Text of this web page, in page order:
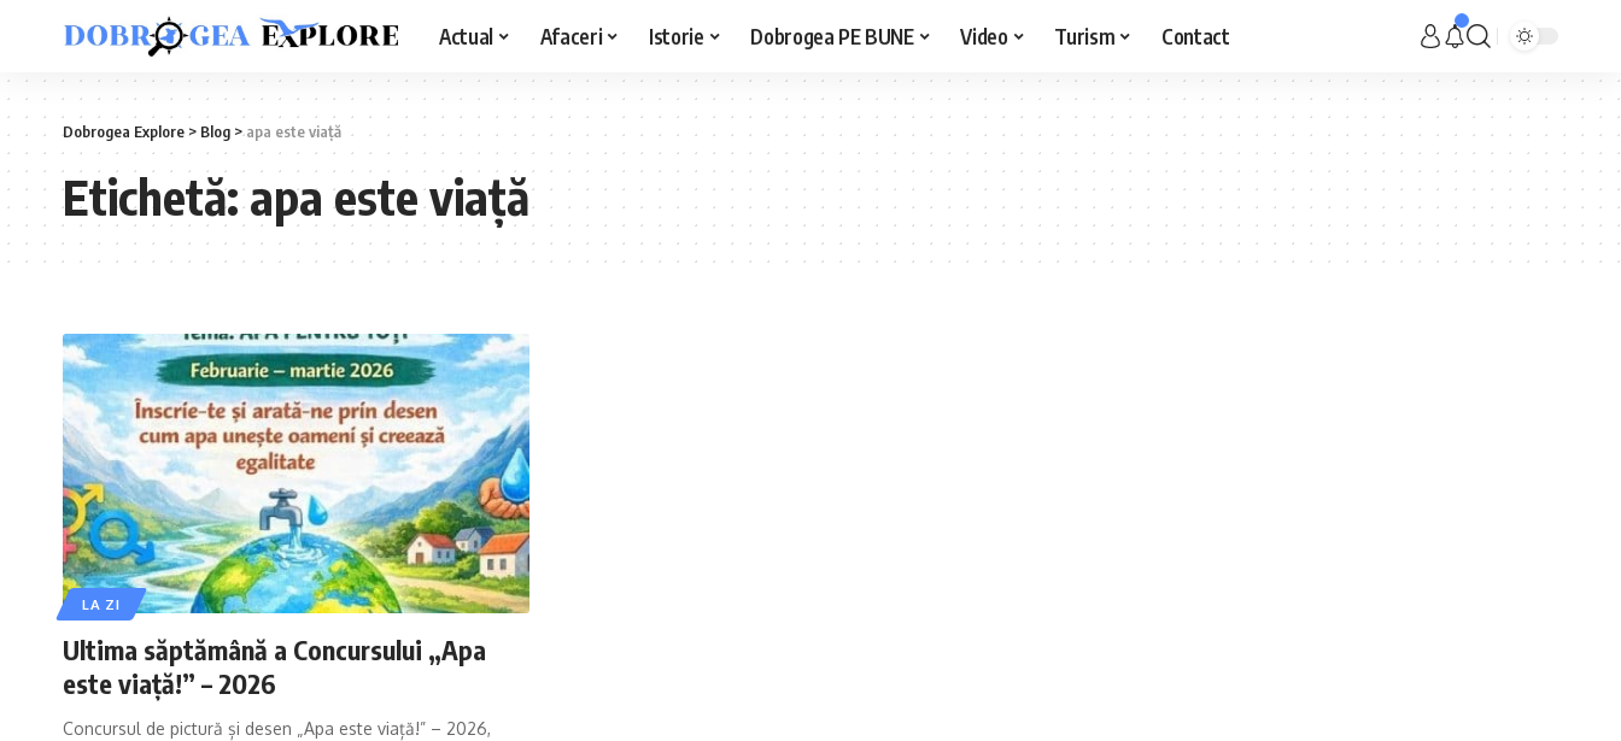
Actual Afaceri Istorie Dobrogea PE BUNE Video Turism Contact
Dobrogea Explore> Blog >apa este viață
Etichetă:apa este viață
LA ZI
Ultima săptămână a Concursului „Apa
este viață!” – 2026
Concursul de pictură și desen „Apa este viață!” – 2026,